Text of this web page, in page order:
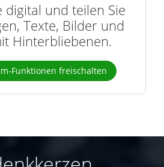
digital und teilen Sie
Texte, Bilder und
Hinterbliebenen.
Funktionen freischalten